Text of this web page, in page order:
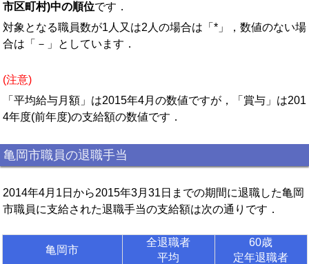
市区町村)中の順位です．
対象となる職員数が1人又は2人の場合は「*」，数値のない場
合は「－」としています．
(注意)
「平均給与月額」は2015年4月の数値ですが，「賞与」は201
4年度(前年度)の支給額の数値です．
亀岡市職員の退職手当
2014年4月1日から2015年3月31日までの期間に退職した亀岡
市職員に支給された退職手当の支給額は次の通りです．
亀岡市
全退職者
平均
60歳
定年退職者